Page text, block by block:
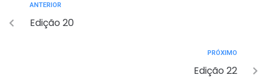
ANTERIOR
Edição 20
PRÓXIMO
Edição 22